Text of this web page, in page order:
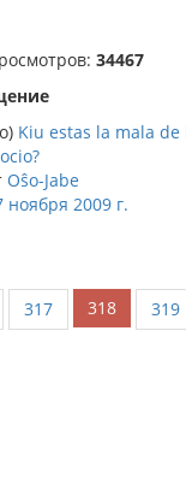
34467
Kiu estas la mala
Oŝo-Jabe
ноября 2009 г.
317 318 319